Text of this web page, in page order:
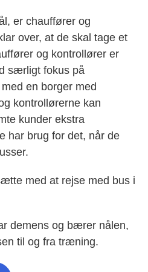
er chauffører og
over, at de skal tage et
og kontrollører er
særligt fokus på
en borger med
kontrollørerne kan
kunder ekstra
har brug for det, når de
med at rejse med bus i
demens og bærer nålen,
til og fra træning.